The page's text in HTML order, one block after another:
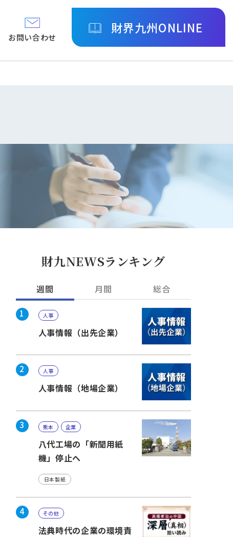
お問い合わせ
財界九州ONLINE
財九NEWSランキング
週間 月間 総合
1 人事
人事情報（出先企業）
2 人事
人事情報（地場企業）
3 熊本 企業
八代工場の「新聞用紙
機」停止へ
日本製紙
4 その他
法典時代の企業の環境責